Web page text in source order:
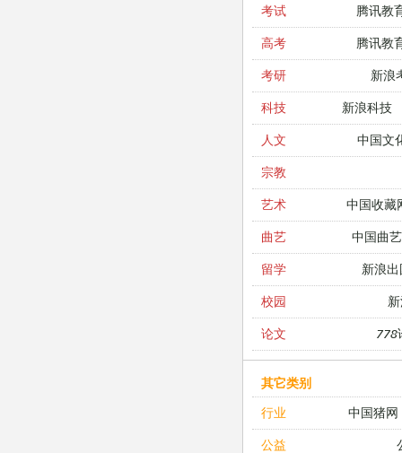
考试 腾讯教
高考 腾讯教
考研 新浪
科技 新浪科技
人文 中国文
宗教
艺术 中国收藏
曲艺 中国曲
留学 新浪
校园
论文 778
其它类别
行业
中国猪网
公益